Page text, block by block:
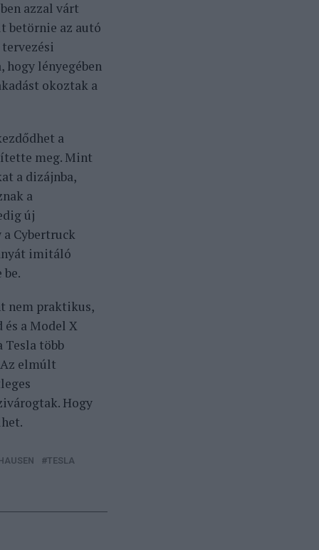
azzal várt
betörnie az autó
hogy lényegében
okoztak a
a
meg. Mint
a dizájnba,
a
új
Cybertruck
imitáló
nem praktikus,
a Model X
Tesla több
elmúlt
Hogy
TESLA